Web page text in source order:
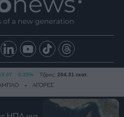
0.25% Τζίρος: 204.31 εκατ.
ΑΓΟΡΕΣ